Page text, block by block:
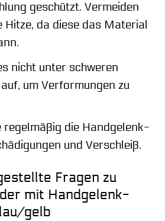
geschützt. Vermeiden
Hitze, da diese das Material
nicht unter schweren
um Verformungen zu
regelmäßig die Handgelenk-
und Verschleiß.
Fragen zu
mit Handgelenk-
gelb